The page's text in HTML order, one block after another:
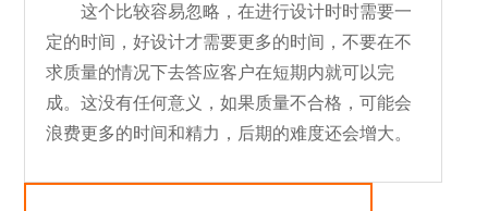
这个比较容易忽略，在进行设计时时需要一
定的时间，好设计才需要更多的时间，不要在不
求质量的情况下去答应客户在短期内就可以完
成。这没有任何意义，如果质量不合格，可能会
浪费更多的时间和精力，后期的难度还会增大。